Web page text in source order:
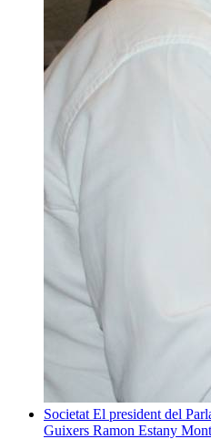
Societat El president del
Guixers Ramon Estany